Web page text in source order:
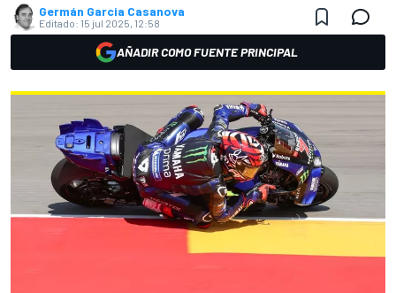
Germán Garcia Casanova
Editado: 15 jul 2025, 12:58
AÑADIR COMO FUENTE PRINCIPAL